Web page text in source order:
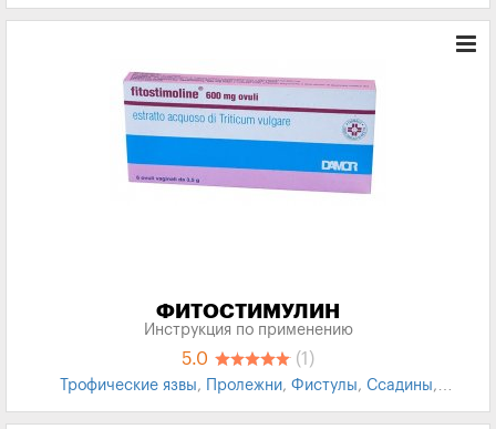
ФИТОСТИМУЛИН
Инструкция по применению
5.0 (1)
Трофические язвы, Пролежни, Фистулы, Ссадины,